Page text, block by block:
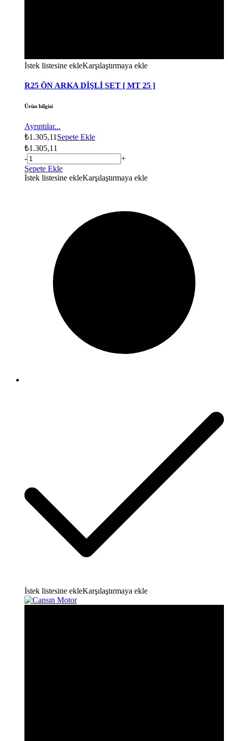
İstek listesine ekleKarşılaştırmaya ekle
R25 ÖN ARKA DİŞLİ SET [ MT 25 ]
Ürün bilgisi
Ayrıntılar...
₺1.305,11 Sepete Ekle
₺1.305,11
-
+
Sepete Ekle
İstek listesine ekleKarşılaştırmaya ekle
İstek listesine ekleKarşılaştırmaya ekle